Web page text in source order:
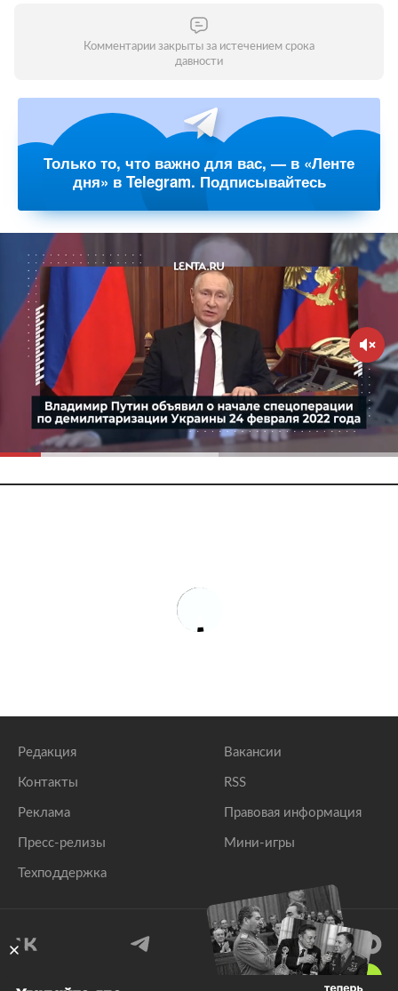
Комментарии закрыты за истечением срока
давности
Только то, что важно для вас, — в «Ленте
дня» в Telegram. Подписывайтесь
Редакция
Контакты
Реклама
Пресс-релизы
Техподдержка
Вакансии
RSS
Правовая информация
Мини-игры